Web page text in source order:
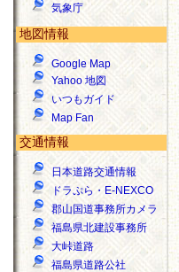
気象庁
地図情報
Google Map
Yahoo 地図
いつもガイド
Map Fan
交通情報
日本道路交通情報
ドラぷら・E-NEXCO
郡山国道事務所カメラ
福島県北建設事務所
大峠道路
福島県道路公社